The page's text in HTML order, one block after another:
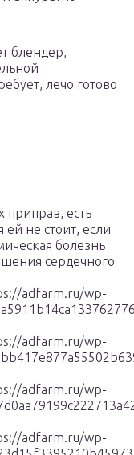
блендер,
лечо готово
приправ, есть
ей не стоит, если
болезнь
сердечного
adfarm.ru/wp-
adfarm.ru/wp-
adfarm.ru/wp-
adfarm.ru/wp-